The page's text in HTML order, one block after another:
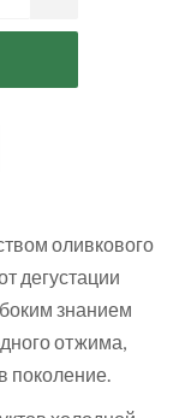
оливкового
дегустации
знанием
отжима,
поколение.